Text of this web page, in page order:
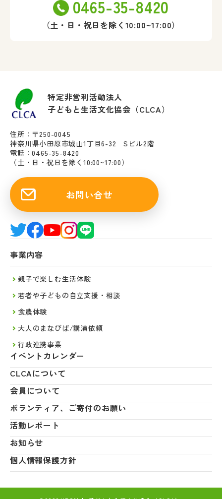
0465-35-8420
（土・日・祝日を除く10:00~17:00）
特定非営利活動法人
子どもと生活文化協会（CLCA）
住所：〒250-0045
神奈川県小田原市城山1丁目6-32 Sビル2階
電話：0465-35-8420
（土・日・祝日を除く10:00~17:00）
お問い合せ
事業内容
親子で楽しむ生活体験
若者や子どもの自立支援・相談
食農体験
大人のまなびば/講演依頼
行政連携事業
イベントカレンダー
CLCAについて
会員について
ボランティア、ご寄付のお願い
活動レポート
お知らせ
個人情報保護方針